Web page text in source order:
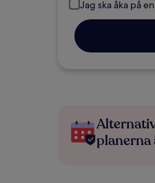
Jag ska åka på
planerna